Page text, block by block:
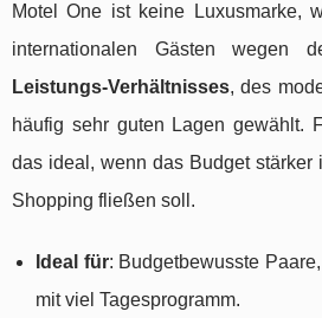
Motel One ist keine Luxusmarke,
internationalen Gästen wegen
Leistungs-Verhältnisses, des
häufig sehr guten Lagen gewählt.
das ideal, wenn das Budget stärker
Shopping fließen soll.
Ideal für: Budgetbewusste
mit viel Tagesprogramm.